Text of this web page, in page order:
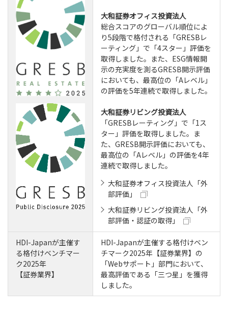
大和証券オフィス投資法人
総合スコアのグローバル順位によ
り5段階で格付される「GRESBレ
ーティング」で「4スター」評価を
取得しました。また、ESG情報開
示の充実度を測るGRESB開示評価
においても、最高位の「Aレベル」
の評価を5年連続で取得しました。
大和証券リビング投資法人
「GRESBレーティング」で「1ス
ター」評価を取得しました。ま
た、GRESB開示評価においても、
最高位の「Aレベル」の評価を4年
連続で取得しました。
大和証券オフィス投資法人「外
部評価」
大和証券リビング投資法人「外
部評価・認証の取得」
HDI-Japanが主催す
る格付けベンチマー
ク2025年
【証券業界】
HDI-Japanが主催する格付けベン
チマーク2025年【証券業界】の
「Webサポート」部門において、
最高評価である「三つ星」を獲得
しました。